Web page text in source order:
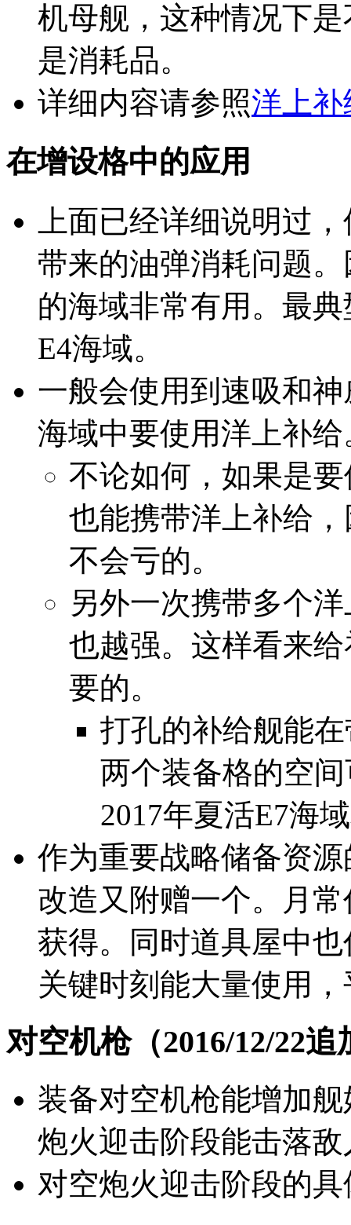
机母舰，这种情况下
是消耗品。
详细内容请参照洋上补
在增设格中的应用
上面已经详细说明过
带来的油弹消耗问题
的海域非常有用。最
E4海域。
一般会使用到速吸和
海域中要使用洋上补给
不论如何，如果是
也能携带洋上补给
不会亏的。
另外一次携带多个
也越强。这样看来
要的。
打孔的补给舰能
两个装备格的空
2017年夏活E7海
作为重要战略储备资
改造又附赠一个。月
获得。同时道具屋中
关键时刻能大量使用
对空机枪（2016/12/22追
装备对空机枪能增加
炮火迎击阶段能击落
对空炮火迎击阶段的